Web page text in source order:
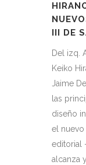
III DE
Del izq.
Keiko
Jaime
las
diseño
el
editorial
alcanza